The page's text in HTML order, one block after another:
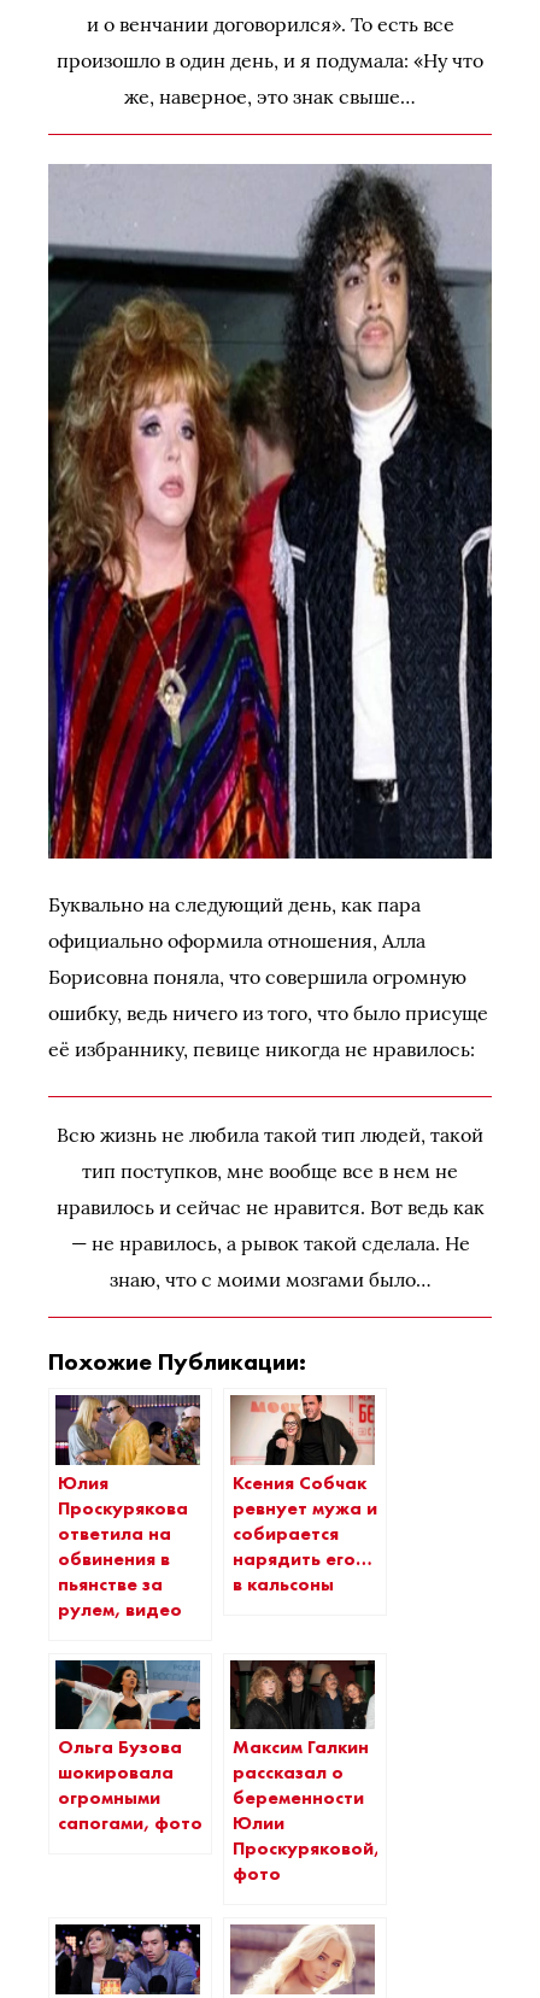
и о венчании договорился». То есть все
произошло в один день, и я подумала: «Ну что
же, наверное, это знак свыше…
Буквально на следующий день, как пара
официально оформила отношения, Алла
Борисовна поняла, что совершила огромную
ошибку, ведь ничего из того, что было присуще
её избраннику, певице никогда не нравилось:
Всю жизнь не любила такой тип людей, такой
тип поступков, мне вообще все в нем не
нравилось и сейчас не нравится. Вот ведь как
— не нравилось, а рывок такой сделала. Не
знаю, что с моими мозгами было…
Похожие Публикации:
Юлия
Проскурякова
ответила на
обвинения в
пьянстве за
рулем, видео
Ксения Собчак
ревнует мужа и
собирается
нарядить его…
в кальсоны
Ольга Бузова
шокировала
огромными
сапогами, фото
Максим Галкин
рассказал о
беременности
Юлии
Проскуряковой,
фото